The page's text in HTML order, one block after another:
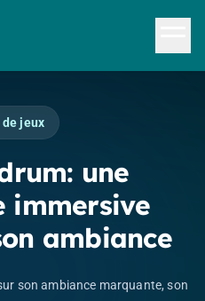
de jeux
une
immersive
ambiance
son ambiance marquante, son